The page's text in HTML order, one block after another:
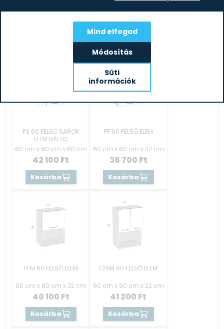
60 cm x 60 cm x 32 cm
ELEM JOBBOS
60 cm x 60 cm x 60 cm
42 100Ft
Kosárba
FS 60 FELSŐ SAROK
ELEM BALOS
60 cm x 60 cm x 60 cm
42 100 Ft
Kosárba
FF 60 FELSŐ ELEM
60 cm x 60 cm x 32 cm
36 700 Ft
Kosárba
FFM 60 FELSŐ ELEM
60 cm x 80 cm x 32 cm
40 100 Ft
Kosárba
F2AM 60 FELSŐ ELEM
60 cm x 90 cm x 32 cm
41 200 Ft
Kosárba
Mind elfogad
Módosítás
Süti
információk